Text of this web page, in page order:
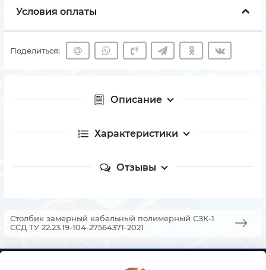
Условия оплаты
Поделиться:
Описание
Характеристики
Отзывы
Столбик замерный кабельный полимерный СЗК-1
ССД ТУ 22.23.19-104-27564371-2021